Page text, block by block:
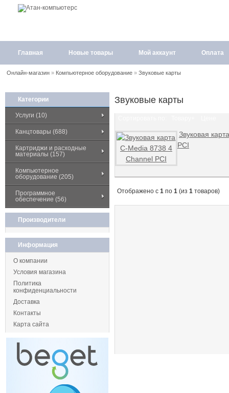
Главная Новые товары Мой аккаунт Оплата
Онлайн-магазин» Компьютерное оборудование» Звуковые карты
Категории
Услуги (10)
Канцтовары (688)
Картриджи и расходные
материалы (157)
Компьютерное
оборудование (205)
Программное
обеспечение (56)
Производители
Информация
О компании
Условия магазина
Политика
конфиденциальности
Доставка
Контакты
Карта сайта
Звуковые карты
Звуковая
PCI
Отображено с 1 по 1 (из 1 товаров)